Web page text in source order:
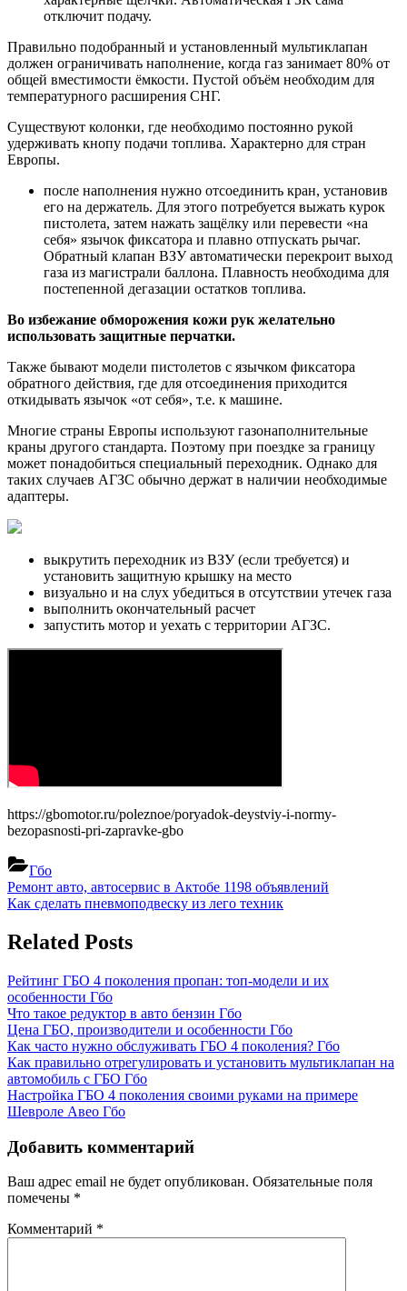
отключит подачу.
Правильно подобранный и установленный мультиклапан
должен ограничивать наполнение, когда газ занимает 80% от
общей вместимости ёмкости. Пустой объём необходим для
температурного расширения СНГ.
Существуют колонки, где необходимо постоянно рукой
удерживать кнопу подачи топлива. Характерно для стран
Европы.
после наполнения нужно отсоединить кран, установив
его на держатель. Для этого потребуется выжать курок
пистолета, затем нажать защёлку или перевести «на
себя» язычок фиксатора и плавно отпускать рычаг.
Обратный клапан ВЗУ автоматически перекроит выход
газа из магистрали баллона. Плавность необходима для
постепенной дегазации остатков топлива.
Во избежание обморожения кожи рук желательно
использовать защитные перчатки.
Также бывают модели пистолетов с язычком фиксатора
обратного действия, где для отсоединения приходится
откидывать язычок «от себя», т.е. к машине.
Многие страны Европы используют газонаполнительные
краны другого стандарта. Поэтому при поездке за границу
может понадобиться специальный переходник. Однако для
таких случаев АГЗС обычно держат в наличии необходимые
адаптеры.
выкрутить переходник из ВЗУ (если требуется) и
установить защитную крышку на место
визуально и на слух убедиться в отсутствии утечек газа
выполнить окончательный расчет
запустить мотор и уехать с территории АГЗС.
https://gbomotor.ru/poleznoe/poryadok-deystviy-i-normy-
bezopasnosti-pri-zapravke-gbo
Гбо
Навигация
по
записям
Previous
Post:
Ремонт авто, автосервис в Актобе 1198 объявлений
Next
Как сделать пневмоподвеску из лего техник
Related Posts
Рейтинг ГБО 4 поколения пропан: топ-модели и их
особенности Гбо
Что такое редуктор в авто бензин Гбо
Цена ГБО, производители и особенности Гбо
Как часто нужно обслуживать ГБО 4 поколения? Гбо
Как правильно отрегулировать и установить мультиклапан на
автомобиль с ГБО Гбо
Настройка ГБО 4 поколения своими руками на примере
Шевроле Авео Гбо
Добавить комментарий
Ваш адрес email не будет опубликован. Обязательные поля
помечены *
Комментарий *